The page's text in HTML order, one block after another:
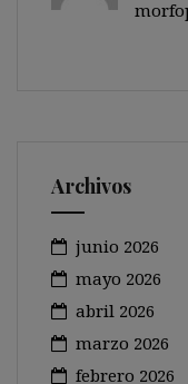
Archivos
junio 2026
mayo 2026
abril 2026
marzo 2026
febrero 2026